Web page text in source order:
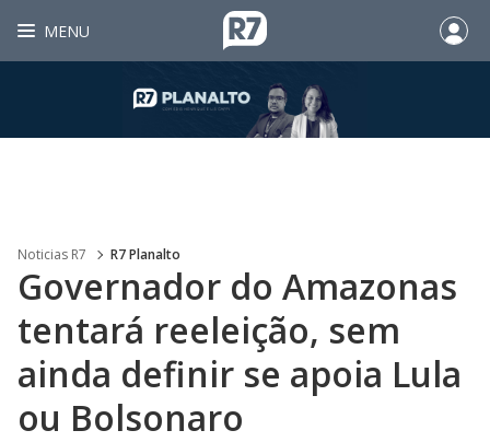
MENU
Noticias R7 R7 Planalto
Governador do Amazonas
tentará reeleição, sem
ainda definir se apoia Lula
ou Bolsonaro